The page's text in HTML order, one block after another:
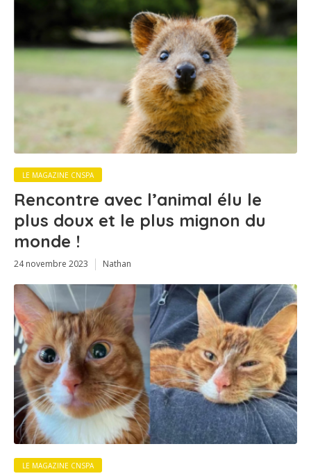
LE MAGAZINE CNSPA
Rencontre avec l’animal élu le
plus doux et le plus mignon du
monde !
24 novembre 2023 Nathan
LE MAGAZINE CNSPA